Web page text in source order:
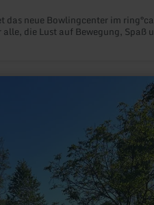
das neue Bowlingcenter im
die Lust auf Bewegung, Spaß